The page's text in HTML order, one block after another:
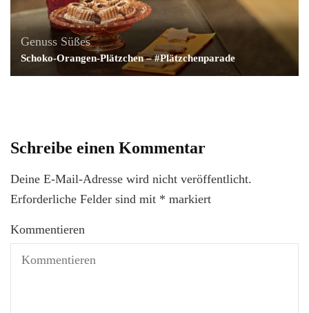
Genuss Süßes
Schoko-Orangen-Plätzchen – #Plätzchenparade
Schreibe einen Kommentar
Deine E-Mail-Adresse wird nicht veröffentlicht.
Erforderliche Felder sind mit * markiert
Kommentieren